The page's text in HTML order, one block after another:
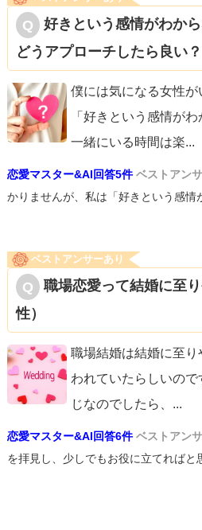
好きという感情がわか
どうアプローチしたら良い
僕には気になる女性
「好きという感情が
一緒にいる時間は楽...
恋愛マスター&AI回答5件 ベストアン
かりませんが、私は「好きという感情
ベストアンサーあり
職場恋愛って結婚に至
性）
職場結婚は結婚に至
われていたらしいの
じなのでしたら、 ...
恋愛マスター&AI回答6件 ベストアン
を拝見し、少しでもお役に立てればと